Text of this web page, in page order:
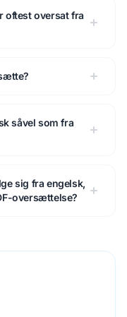
oftest oversat fra
såvel som fra
sig fra engelsk,
oversættelse?